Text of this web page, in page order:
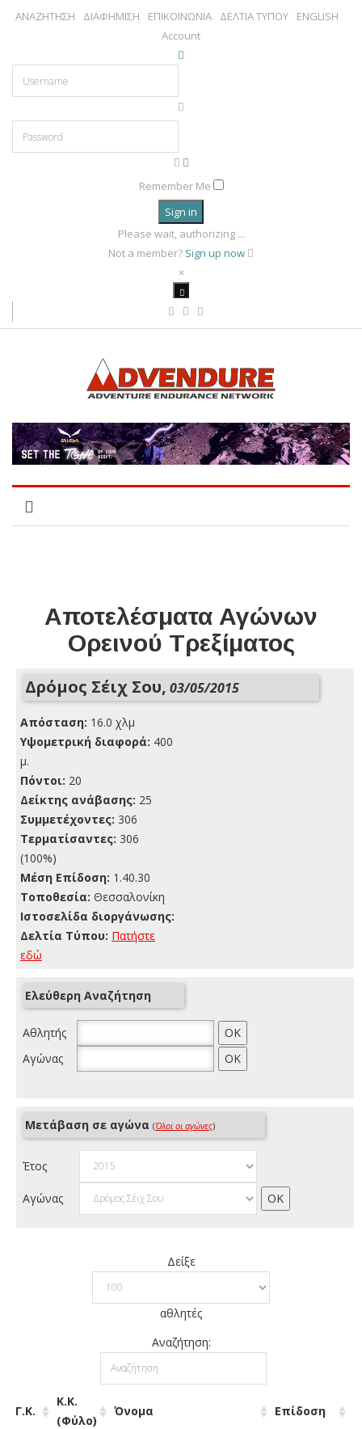
ΑΝΑΖΗΤΗΣΗ ΔΙΑΦΗΜΙΣΗ ΕΠΙΚΟΙΝΩΝΙΑ ΔΕΛΤΙΑ ΤΥΠΟΥ
ENGLISH
Account
Remember Me
Sign in
Please wait, authorizing ...
Not a member? Sign up now
×
Αποτελέσματα Αγώνων
Ορεινού Τρεξίματος
Δρόμος Σέιχ Σου, 03/05/2015
Απόσταση: 16.0 χλμ
Yψομετρική διαφορά: 400
μ.
Πόντοι: 20
Δείκτης ανάβασης: 25
Συμμετέχοντες: 306
Τερματίσαντες: 306
(100%)
Μέση Επίδοση: 1.40.30
Τοποθεσία: Θεσσαλονίκη
Ιστοσελίδα διοργάνωσης:
Δελτία Τύπου: Πατήστε
εδώ
Ελεύθερη Αναζήτηση
Αθλητής
Αγώνας
Μετάβαση σε αγώνα (Όλοι οι αγώνες)
Έτος
Αγώνας
Δείξε
αθλητές
Αναζήτηση:
Γ.Κ.
Κ.Κ.
(Φύλο)
Όνομα Επίδοση